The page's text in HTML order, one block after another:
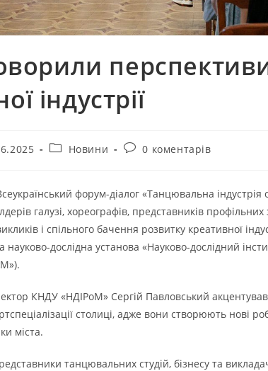
індустрії
Новини 0 коментарів
форум-діалог «Танцювальна
галузі, хореографів, представників профільних
і спільного бачення розвитку креативної
дослідна установа «Науково-дослідний
КНДУ «НДІРоМ» Сергій Павловський
столиці, адже вони створюють нові
міста.
танцювальних студій, бізнесу та